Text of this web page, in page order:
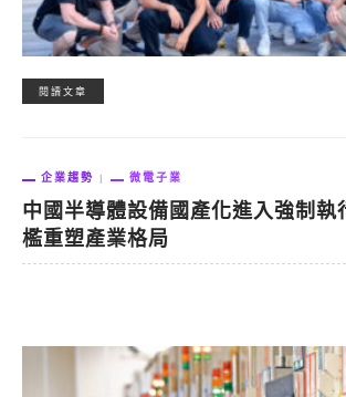
閱讀文章
企業趨勢 微電子業
中國半導體設備國產化進入強制執
檻重塑產業格局